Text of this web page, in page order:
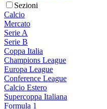
Sezioni
Calcio
Mercato
Serie A
Serie B
Coppa Italia
Champions League
Europa League
Conference League
Calcio Estero
Supercoppa Italiana
Formula 1